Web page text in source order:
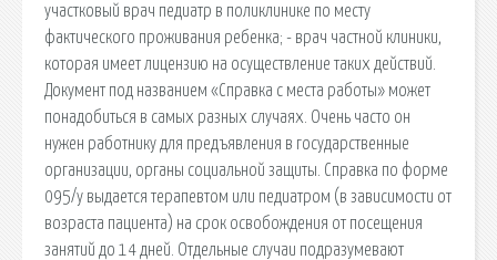
участковый врач педиатр в поликлинике по месту
фактического проживания ребенка; - врач частной клиники,
которая имеет лицензию на осуществление таких действий.
Документ под названием «Справка с места работы» может
понадобиться в самых разных случаях. Очень часто он
нужен работнику для предъявления в государственные
организации, органы социальной защиты. Справка по форме
095/у выдается терапевтом или педиатром (в зависимости от
возраста пациента) на срок освобождения от посещения
занятий до 14 дней. Отдельные случаи подразумевают